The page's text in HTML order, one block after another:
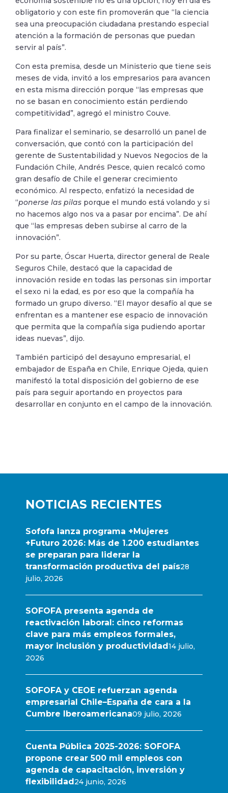
NOTICIAS RECIENTES
Sofofa lanza programa +Mujeres
+Futuro 2026: Más de 1.200 estudiantes
se preparan para liderar la
transformación productiva del país28
julio, 2026
SOFOFA presenta agenda de
reactivación laboral: cinco reformas
clave para más empleos formales,
mayor inclusión y productividad14 julio,
2026
SOFOFA y CEOE refuerzan agenda
empresarial Chile–España de cara a la
Cumbre Iberoamericana09 julio, 2026
Cuenta Pública 2025-2026: SOFOFA
propone crear 500 mil empleos con
agenda de capacitación, inversión y
flexibilidad24 junio, 2026
obligatorio y con este fin promoverán que “la ciencia
sea una preocupación ciudadana prestando especial
atención a la formación de personas que puedan
servir al país”.
Con esta premisa, desde un Ministerio que tiene seis
meses de vida, invitó a los empresarios para avancen
en esta misma dirección porque “las empresas que
no se basan en conocimiento están perdiendo
competitividad”, agregó el ministro Couve.
Para finalizar el seminario, se desarrolló un panel de
conversación, que contó con la participación del
gerente de Sustentabilidad y Nuevos Negocios de la
Fundación Chile, Andrés Pesce, quien recalcó como
gran desafío de Chile el generar crecimiento
económico. Al respecto, enfatizó la necesidad de
“ponerse las pilas porque el mundo está volando y si
no hacemos algo nos va a pasar por encima”. De ahí
que “las empresas deben subirse al carro de la
innovación”.
Por su parte, Óscar Huerta, director general de Reale
Seguros Chile, destacó que la capacidad de
innovación reside en todas las personas sin importar
el sexo ni la edad, es por eso que la compañía ha
formado un grupo diverso. “El mayor desafío al que se
enfrentan es a mantener ese espacio de innovación
que permita que la compañía siga pudiendo aportar
ideas nuevas”, dijo.
También participó del desayuno empresarial, el
embajador de España en Chile, Enrique Ojeda, quien
manifestó la total disposición del gobierno de ese
país para seguir aportando en proyectos para
desarrollar en conjunto en el campo de la innovación.